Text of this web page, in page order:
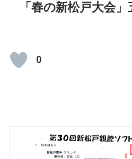
「春の新松戸大会
0